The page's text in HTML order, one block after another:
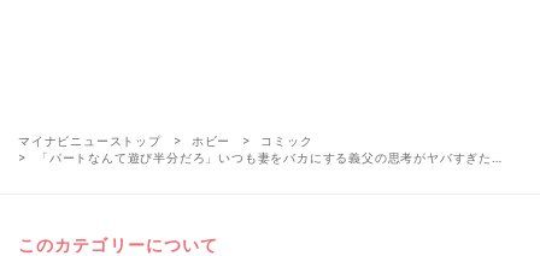
マイナビニューストップ ホビー
コミック
「パートなんて遊び半分だろ」いつも妻をバカにする義父の思考がヤバすぎた…
このカテゴリーについて